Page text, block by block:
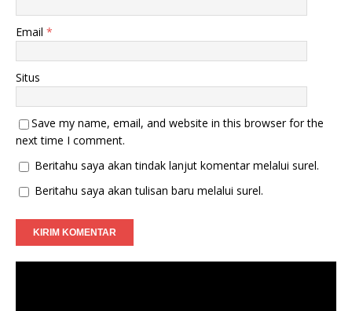
Email *
Situs
Save my name, email, and website in this browser for the
next time I comment.
Beritahu saya akan tindak lanjut komentar melalui surel.
Beritahu saya akan tulisan baru melalui surel.